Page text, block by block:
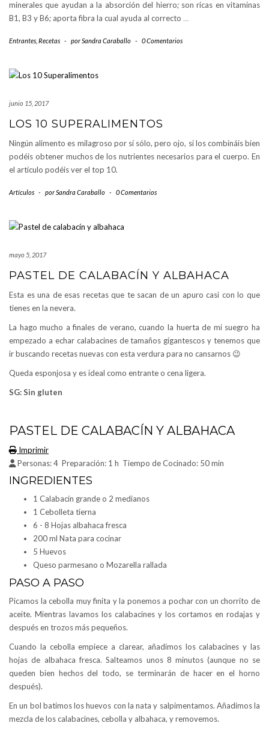
minerales que ayudan a la absorción del hierro; son ricas en vitaminas
B1, B3 y B6; aporta fibra la cual ayuda al correcto …
Entrantes Recetas - porSandra Caraballo - 0 Comentarios
junio 15, 2017
LOS 10 SUPERALIMENTOS
Ningún alimento es milagroso por sí sólo, pero ojo, si los combináis bien
podéis obtener muchos de los nutrientes necesarios para el cuerpo. En
el artículo podéis ver el top 10.
Artículos - porSandra Caraballo - 0 Comentarios
mayo 5, 2017
PASTEL DE CALABACÍN Y ALBAHACA
Esta es una de esas recetas que te sacan de un apuro casi con lo que
tienes en la nevera.
La hago mucho a finales de verano, cuando la huerta de mi suegro ha
empezado a echar calabacines de tamaños gigantescos y tenemos que
ir buscando recetas nuevas con esta verdura para no cansarnos 😉
Queda esponjosa y es ideal como entrante o cena ligera.
SG: Sin gluten
PASTEL DE CALABACÍN Y ALBAHACA
Imprimir
Personas:4 Preparación: 1 h Tiempo de Cocinado: 50 min
INGREDIENTES
1 Calabacín grande o 2 medianos
1 Cebolleta tierna
6 - 8 Hojas albahaca fresca
200 ml Nata para cocinar
5 Huevos
Queso parmesano o Mozarella rallada
PASO A PASO
Picamos la cebolla muy finita y la ponemos a pochar con un chorrito de
aceite. Mientras lavamos los calabacines y los cortamos en rodajas y
después en trozos más pequeños.
Cuando la cebolla empiece a clarear, añadimos los calabacines y las
hojas de albahaca fresca. Salteamos unos 8 minutos (aunque no se
queden bien hechos del todo, se terminarán de hacer en el horno
después).
En un bol batimos los huevos con la nata y salpimentamos. Añadimos la
mezcla de los calabacines, cebolla y albahaca, y removemos.